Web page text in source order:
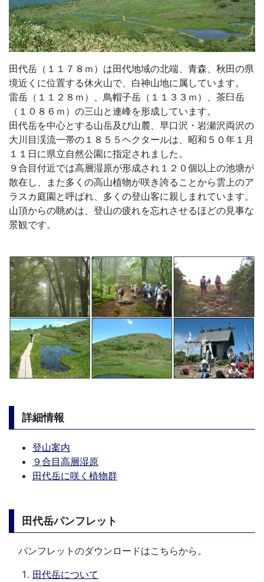
田代岳（１１７８ｍ）は田代地域の北端、青森、秋田の県
境近くに位置する休火山で、白神山地に属しています。
雷岳（１１２８ｍ）、鳥帽子岳（１１３３ｍ）、茶臼岳
（１０８６ｍ）の三山と連峰を形成しています。
田代岳を中心とする山岳及び山麓、早口沢・岩瀬沢両沢の
大川目渓流一帯の１８５５ヘクタールは、昭和５０年１月
１１日に県立自然公園に指定されました。
９合目付近では高層湿原が形成され１２０個以上の池塘が
散在し、また多くの高山植物が咲き誇ることから雲上のア
ラスカ庭園と呼ばれ、多くの登山客に親しまれています。
山頂からの眺めは、登山の疲れを忘れさせるほどの見事な
景観です。
詳細情報
登山案内
９合目高層湿原
田代岳に咲く植物群
田代岳パンフレット
パンフレットのダウンロードはこちらから。
田代岳について